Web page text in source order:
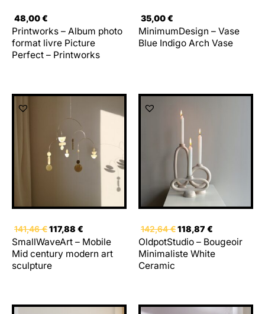
48,00€
Printworks – Album photo
format livre Picture
Perfect – Printworks
35,00€
MinimumDesign – Vase
Blue Indigo Arch Vase
141,46€
Le
initial
était :
141,46 €.
117,88 €
Le
117,88 €.
SmallWaveArt – Mobile
Mid century modern art
sculpture
142,64€
Le
prix
initial
était :
142,64 €.
118,87 €
Le
OldpotStudio – Bougeoir
Minimaliste White
Ceramic